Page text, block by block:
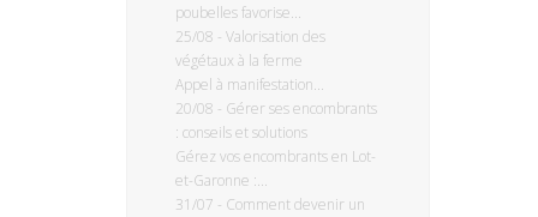
poubelles favorise...
25/08 - Valorisation des
végétaux à la ferme
Appel à manifestation...
20/08 - Gérer ses encombrants
: conseils et solutions
Gérez vos encombrants en Lot-
et-Garonne :...
31/07 - Comment devenir un